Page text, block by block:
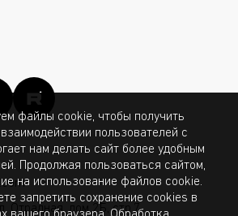
Отрадная, дом 2Б, стр.7
файлы cookie, чтобы получить
пользователей с
нам делать сайт более удобным
Продолжая пользоваться сайтом,
на использование файлов cookie.
запретить сохранение cookies в